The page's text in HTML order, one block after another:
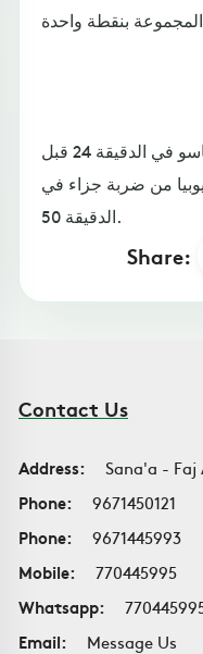
تقدم سيريل بايالا بهدف لبوركينا فاسو في الدقيقة 24 قبل
من ضربة جزاء في
الدقيقة 50.
Share:
Contact Us
Address:
Sana'a - Faj
Phone:
9671450121
Phone:
9671445993
Mobile:
770445995
Whatsapp:
Email:
Message Us